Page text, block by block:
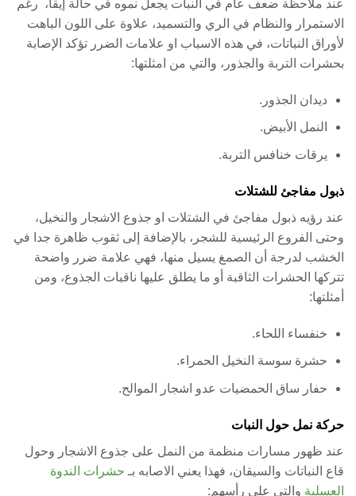
عند ملاحظة ضعف عام في النبات يجعل نموه في حالة إيقا، رغم
الاستمرار والنظام في الري والتسميد، علاوة على اللون الباهت
لأوراق النباتات، في هذه الاسباب او علامات الضرر تؤكد الإصابة
بحشرات التربة والجذور، والتي من امثلتها:
ديدان الجذور.
النمل الأبيض.
يرقات خنافس التربة.
ذبول مفاجئ للشتلات
عند رؤيه ذبول مفاجئ في الشتلات او جذوع الاشجار والنخيل،
وحتى الفروع الرئيسية للشجر، بالإضافة إلى ثقوب ظاهرة جدا في
الخشب لدرجة أن الصمغ يسيل منها، فهي علامة ضرر واضحة
تتركها الحشرات الثاقبة أو ما يطلق عليها ناقبات الجذوع، ومن
أمثلتها:
خنفساء اللحاء.
حشرة سوسة النخيل الحمراء.
حفار ساق الحمضيات عدو اشجار الموالح.
حركة نمل حول النبات
عند ظهور مسارات منظمة من النمل على جذوع الاشجار وحول
قاع النباتات والسيقان، فهذا يعني الاصابه بـ حشرات الندوة
العسلية والتي على رأسهم: